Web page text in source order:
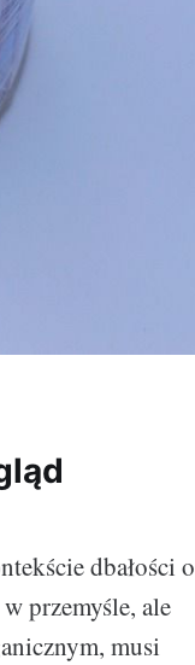
dbałości o
przemyśle, ale
musi